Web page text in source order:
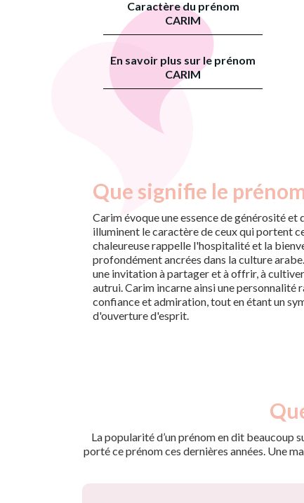
Caractère du prénom
CARIM
En savoir plus sur le prénom
CARIM
Que signifie le
Carim évoque une essence de générosité et
illuminent le caractère de ceux qui portent
chaleureuse rappelle l'hospitalité et la
profondément ancrées dans la culture
une invitation à partager et à offrir, à
autrui. Carim incarne ainsi une personnalité
confiance et admiration, tout en étant un
d'ouverture d'esprit.
La popularité d’un prénom en dit beaucoup
porté ce prénom ces dernières années. Une
1967
3
1972
3